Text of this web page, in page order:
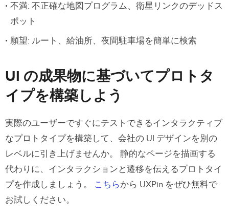
不満: 不正確な地図プログラム、衛星リンクのデッドス
ポット
願望: ルート、給油所、夜間駐車場を簡単に検索
UI の成果物に基づいてプロトタ
イプを構築しよう
実際のユーザーですぐにテストできるインタラクティブ
なプロトタイプを構築して、会社の UI デザインを別の
レベルに引き上げませんか。 静的なページを描画する
代わりに、インタラクションと遷移を伝えるプロトタイ
プを作成しましょう。 こちらから UXPin をぜひ無料で
お試しください。